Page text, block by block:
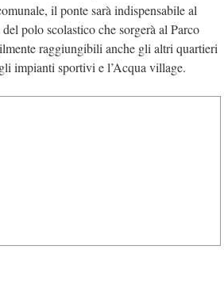
il ponte sarà indispensabile al
polo scolastico che sorgerà al Parco
raggiungibili anche gli altri quartieri
impianti sportivi e l’Acqua village.